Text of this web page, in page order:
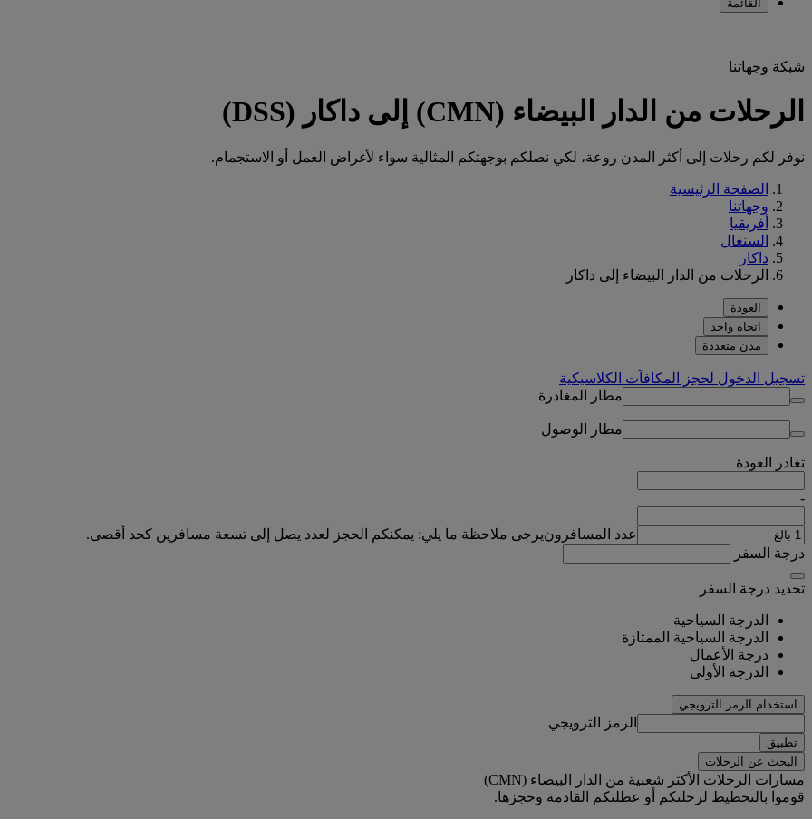
القائمة
شبكة وجهاتنا
الرحلات من الدار البيضاء (CMN) إلى داكار (DSS)
نوفر لكم رحلات إلى أكثر المدن روعة، لكي نصلكم بوجهتكم المثالية سواء لأغراض العمل أو الاستجمام.
الصفحة الرئيسية
وجهاتنا
أفريقيا
السنغال
داكار
الرحلات من الدار البيضاء إلى داكار
العودة
اتجاه واحد
مدن متعددة
تسجيل الدخول لحجز المكافآت الكلاسيكية
مطار المغادرة
مطار الوصول
تغادر العودة
-
عدد المسافرونيرجى ملاحظة ما يلي: يمكنكم الحجز لعدد يصل إلى تسعة مسافرين كحد أقصى.
درجة السفر
تحديد درجة السفر
الدرجة السياحية
الدرجة السياحية الممتازة
درجة الأعمال
الدرجة الأولى
استخدام الرمز الترويجي
الرمز الترويجي
تطبيق
البحث عن الرحلات
مسارات الرحلات الأكثر شعبية من الدار البيضاء (CMN)
قوموا بالتخطيط لرحلتكم أو عطلتكم القادمة وحجزها.